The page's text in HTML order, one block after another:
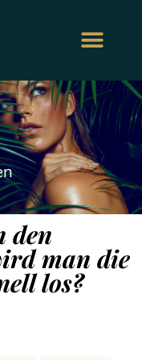
den
man die
los?